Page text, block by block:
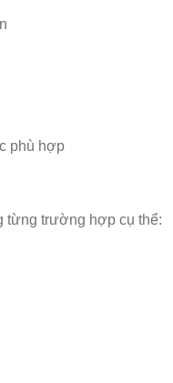
phù hợp
từng trường hợp cụ thể: